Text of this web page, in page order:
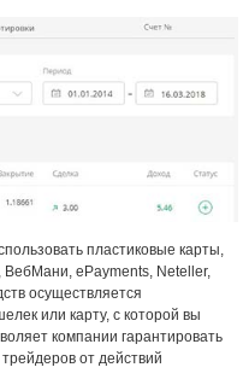
пластиковые карты,
ePayments, Neteller,
осуществляется
или карту, с которой вы
компании гарантировать
от действий